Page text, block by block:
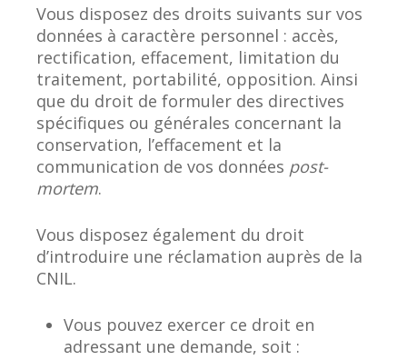
Vous disposez des droits suivants sur vos
données à caractère personnel : accès,
rectification, effacement, limitation du
traitement, portabilité, opposition. Ainsi
que du droit de formuler des directives
spécifiques ou générales concernant la
conservation, l’effacement et la
communication de vos données post-
mortem.
Vous disposez également du droit
d’introduire une réclamation auprès de la
CNIL.
Vous pouvez exercer ce droit en
adressant une demande, soit :